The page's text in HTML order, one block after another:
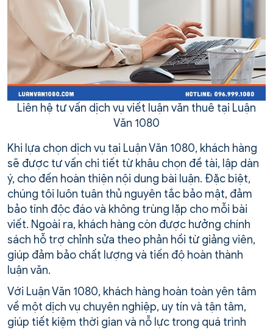
Liên hệ tư vấn dịch vụ viết luận văn thuê tại Luận
Văn 1080
Khi lựa chọn dịch vụ tại Luận Văn 1080, khách hàng
sẽ được tư vấn chi tiết từ khâu chọn đề tài, lập dàn
ý, cho đến hoàn thiện nội dung bài luận. Đặc biệt,
chúng tôi luôn tuân thủ nguyên tắc bảo mật, đảm
bảo tính độc đáo và không trùng lặp cho mỗi bài
viết. Ngoài ra, khách hàng còn được hưởng chính
sách hỗ trợ chỉnh sửa theo phản hồi từ giảng viên,
giúp đảm bảo chất lượng và tiến độ hoàn thành
luận văn.
Với Luận Văn 1080, khách hàng hoàn toàn yên tâm
về một dịch vụ chuyên nghiệp, uy tín và tận tâm,
giúp tiết kiệm thời gian và nỗ lực trong quá trình